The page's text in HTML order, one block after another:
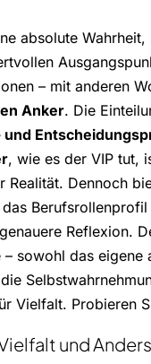
absolute Wahrheit,
– mit anderen
Anker. Die
, wie es der VIP tut,
Realität. Dennoch
Berufsrollenprofil
Reflexion.
sowohl das eigene
Vielfalt. Probieren
und